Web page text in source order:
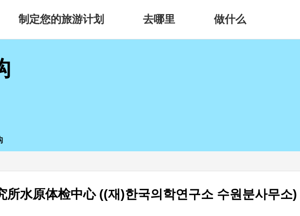
制定您的旅游计划 去哪里 做什么
所水原体检中心 ((재)한국의학연구소 수원분사무소)